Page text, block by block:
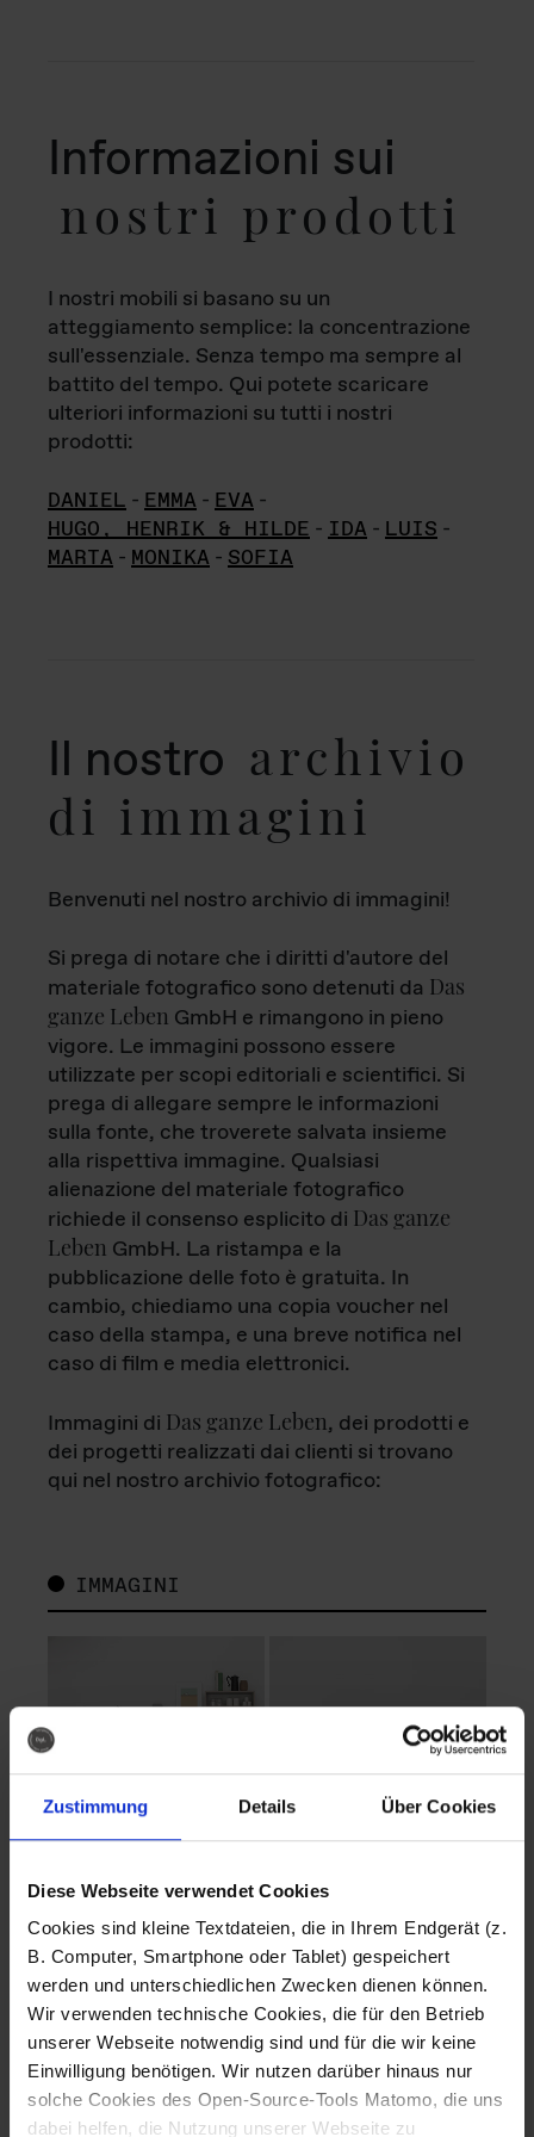
Zustimmung Details Über Cookies
Diese Webseite verwendet Cookies
Cookies sind kleine Textdateien, die in Ihrem Endgerät (z.
B. Computer, Smartphone oder Tablet) gespeichert
werden und unterschiedlichen Zwecken dienen können.
Wir verwenden technische Cookies, die für den Betrieb
unserer Webseite notwendig sind und für die wir keine
Einwilligung benötigen. Wir nutzen darüber hinaus nur
solche Cookies des Open-Source-Tools Matomo, die uns
dabei helfen, die Nutzung unserer Webseite zu
Informazioni sui
nostri prodotti
I nostri mobili si basano su un
atteggiamento semplice: la concentrazione
sull'essenziale. Senza tempo ma sempre al
battito del tempo. Qui potete scaricare
ulteriori informazioni su tutti i nostri
prodotti:
DANIEL - EMMA - EVA -
HUGO, HENRIK & HILDE - IDA - LUIS -
MARTA - MONIKA - SOFIA
Il nostro archivio
di immagini
Benvenuti nel nostro archivio di immagini!
Si prega di notare che i diritti d'autore del
materiale fotografico sono detenuti da Das
ganze Leben GmbH e rimangono in pieno
vigore. Le immagini possono essere
utilizzate per scopi editoriali e scientifici. Si
prega di allegare sempre le informazioni
sulla fonte, che troverete salvata insieme
alla rispettiva immagine. Qualsiasi
alienazione del materiale fotografico
richiede il consenso esplicito di Das ganze
Leben GmbH. La ristampa e la
pubblicazione delle foto è gratuita. In
cambio, chiediamo una copia voucher nel
caso della stampa, e una breve notifica nel
caso di film e media elettronici.
Immagini di Das ganze Leben, dei prodotti e
dei progetti realizzati dai clienti si trovano
qui nel nostro archivio fotografico:
IMMAGINI
Fotografo: Lorenz
Sternbach
Download
Fotografo: Lorenz
Sternbach
Download